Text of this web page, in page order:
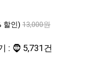
할인) 13,000원
: 🧔 5,731건